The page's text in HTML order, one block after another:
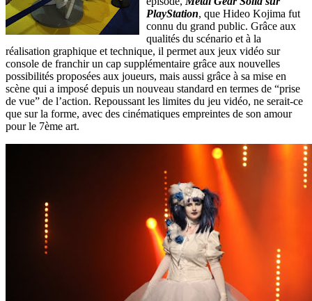
PlayStation, que Hideo Kojima fut
connu du grand public. Grâce aux
qualités du scénario et à la
réalisation graphique et technique, il permet aux jeux vidéo sur
console de franchir un cap supplémentaire grâce aux nouvelles
possibilités proposées aux joueurs, mais aussi grâce à sa mise en
scène qui a imposé depuis un nouveau standard en termes de “prise
de vue” de l’action. Repoussant les limites du jeu vidéo, ne serait-ce
que sur la forme, avec des cinématiques empreintes de son amour
pour le 7ème art.